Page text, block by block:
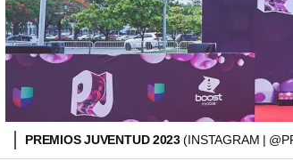
PREMIOS JUVENTUD 2023(INSTAGRAM |